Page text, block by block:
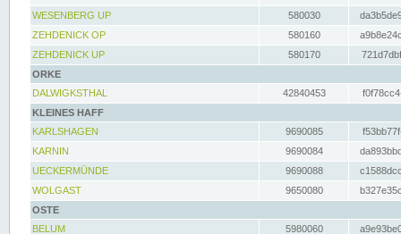
WESENBERG UP
580030
ZEHDENICK OP
580160
ZEHDENICK UP
580170
ORKE
DALWIGKSTHAL
42840453
KLEINES HAFF
KARLSHAGEN
9690085
KARNIN
9690084
UECKERMÜNDE
9690088
WOLGAST
9650080
OSTE
BELUM
5980060